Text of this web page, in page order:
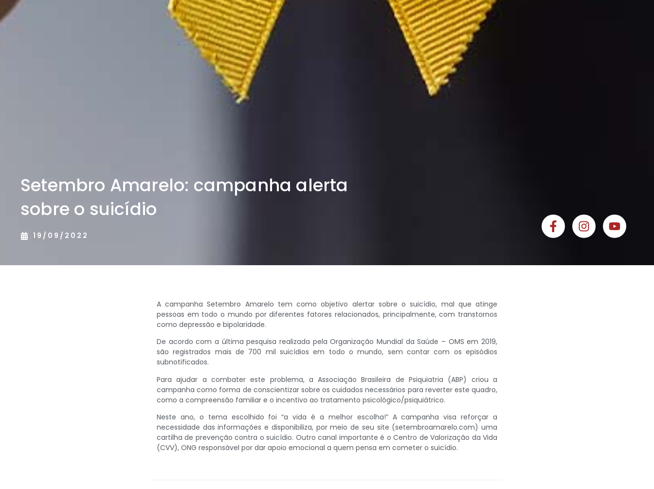
Setembro Amarelo: campanha alerta
sobre o suicídio
19/09/2022
A campanha Setembro Amarelo tem como objetivo alertar sobre o suicídio, mal que atinge
pessoas em todo o mundo por diferentes fatores relacionados, principalmente, com transtornos
como depressão e bipolaridade.
De acordo com a última pesquisa realizada pela Organização Mundial da Saúde – OMS em 2019,
são registrados mais de 700 mil suicídios em todo o mundo, sem contar com os episódios
subnotificados.
Para ajudar a combater este problema, a Associação Brasileira de Psiquiatria (ABP) criou a
campanha como forma de conscientizar sobre os cuidados necessários para reverter este quadro,
como a compreensão familiar e o incentivo ao tratamento psicológico/psiquiátrico.
Neste ano, o tema escolhido foi “a vida é a melhor escolha!” A campanha visa reforçar a
necessidade das informações e disponibiliza, por meio de seu site (setembroamarelo.com) uma
cartilha de prevenção contra o suicídio. Outro canal importante é o Centro de Valorização da Vida
(CVV), ONG responsável por dar apoio emocional a quem pensa em cometer o suicídio.